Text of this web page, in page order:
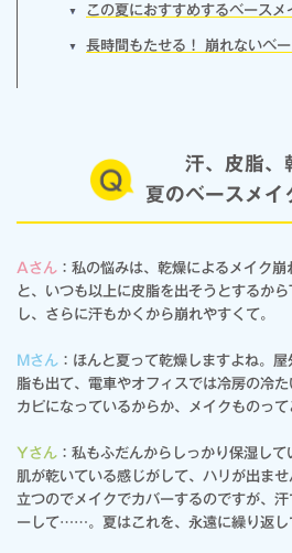
この夏におすすめするベース
長時間もたせる！ 崩れないベ
汗、皮脂
夏のベースメイ
Aさん ：私の悩みは、乾燥によるメイク
と、いつも以上に皮脂を出そうとするか
し、さらに汗もかくから崩れやすくて。
Mさん ：ほんと夏って乾燥しますよね。
脂も出て、電車やオフィスでは冷房の冷
カピになっているからか、メイクものって
Yさん ：私もふだんからしっかり保湿し
肌が乾いている感じがして、ハリが出ま
立つのでメイクでカバーするのですが、
ーして……。夏はこれを、永遠に繰り返し